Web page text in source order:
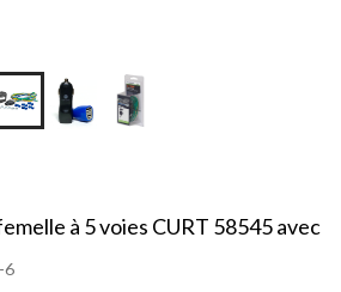
à 5 voies CURT 58545 avec
6